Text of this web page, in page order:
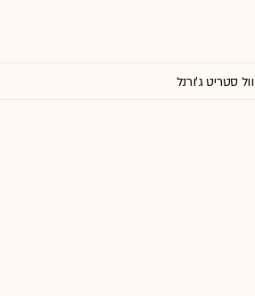
וול סטריט ג'ורנל